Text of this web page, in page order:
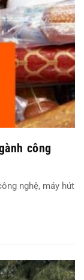
công
nghệ, máy hút